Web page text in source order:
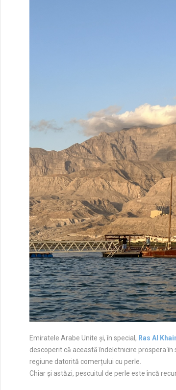
Emiratele Arabe Unite și, în special, Ras Al
descoperit că această îndeletnicire prospera în
regiune datorită comerțului cu perle.
Chiar și astăzi, pescuitul de perle este încă